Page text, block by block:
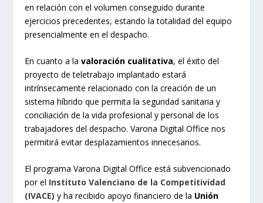
en relación con el volumen conseguido durante
ejercicios precedentes, estando la totalidad del equipo
presencialmente en el despacho.
En cuanto a la valoración cualitativa, el éxito del
proyecto de teletrabajo implantado estará
intrínsecamente relacionado con la creación de un
sistema híbrido que permita la seguridad sanitaria y
conciliación de la vida profesional y personal de los
trabajadores del despacho. Varona Digital Office nos
permitirá evitar desplazamientos innecesarios.
El programa Varona Digital Office está subvencionado
por el Instituto Valenciano de la Competitividad
(IVACE) y ha recibido apoyo financiero de la Unión